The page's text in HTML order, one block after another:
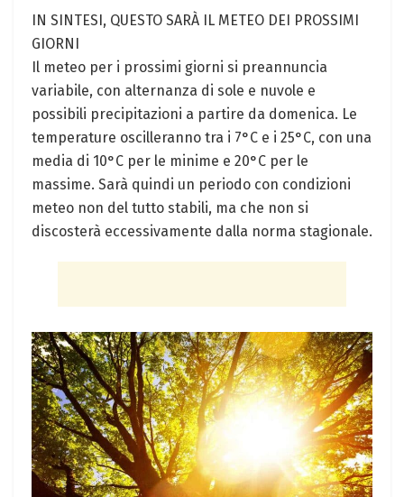
IN SINTESI, QUESTO SARÀ IL METEO DEI PROSSIMI
GIORNI
Il meteo per i prossimi giorni si preannuncia
variabile, con alternanza di sole e nuvole e
possibili precipitazioni a partire da domenica. Le
temperature oscilleranno tra i 7°C e i 25°C, con una
media di 10°C per le minime e 20°C per le
massime. Sarà quindi un periodo con condizioni
meteo non del tutto stabili, ma che non si
discosterà eccessivamente dalla norma stagionale.